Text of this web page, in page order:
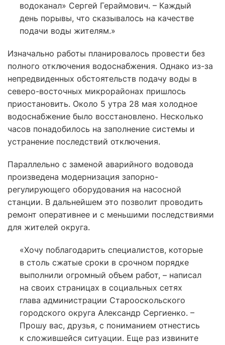
водоканал» Сергей Гераймович. – Каждый
день порывы, что сказывалось на качестве
подачи воды жителям.»
Изначально работы планировалось провести без
полного отключения водоснабжения. Однако из-за
непредвиденных обстоятельств подачу воды в
северо-восточных микрорайонах пришлось
приостановить. Около 5 утра 28 мая холодное
водоснабжение было восстановлено. Несколько
часов понадобилось на заполнение системы и
устранение последствий отключения.
Параллельно с заменой аварийного водовода
произведена модернизация запорно-
регулирующего оборудования на насосной
станции. В дальнейшем это позволит проводить
ремонт оперативнее и с меньшими последствиями
для жителей округа.
«Хочу поблагодарить специалистов, которые
в столь сжатые сроки в срочном порядке
выполнили огромный объем работ, – написал
на своих страницах в социальных сетях
глава администрации Старооскольского
городского округа Александр Сергиенко. –
Прошу вас, друзья, с пониманием отнестись
к сложившейся ситуации. Еще раз извините